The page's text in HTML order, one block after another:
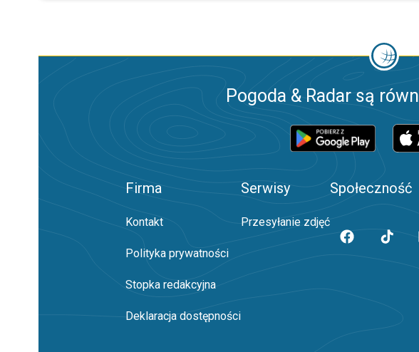
Pogoda & Radar są
Firma
Kontakt
Polityka prywatności
Stopka redakcyjna
Deklaracja dostępności
Serwisy
Przesyłanie zdjęć
Społeczność